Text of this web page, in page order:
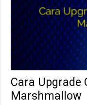
Cara Upgrade
Marshmallow